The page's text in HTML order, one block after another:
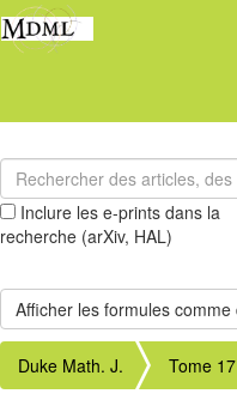
Inclure les e-prints dans la
recherche (arXiv, HAL)
Duke Math. J. Tome